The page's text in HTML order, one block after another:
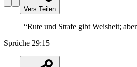
Vers Teilen
“Rute und Strafe gibt Weisheit;
Sprüche 29:15